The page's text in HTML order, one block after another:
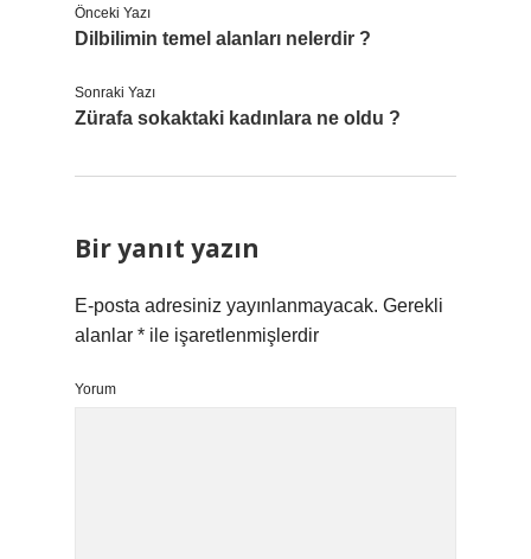
Önceki Yazı
Dilbilimin temel alanları nelerdir ?
Sonraki Yazı
Zürafa sokaktaki kadınlara ne oldu ?
Bir yanıt yazın
E-posta adresiniz yayınlanmayacak. Gerekli
alanlar * ile işaretlenmişlerdir
Yorum